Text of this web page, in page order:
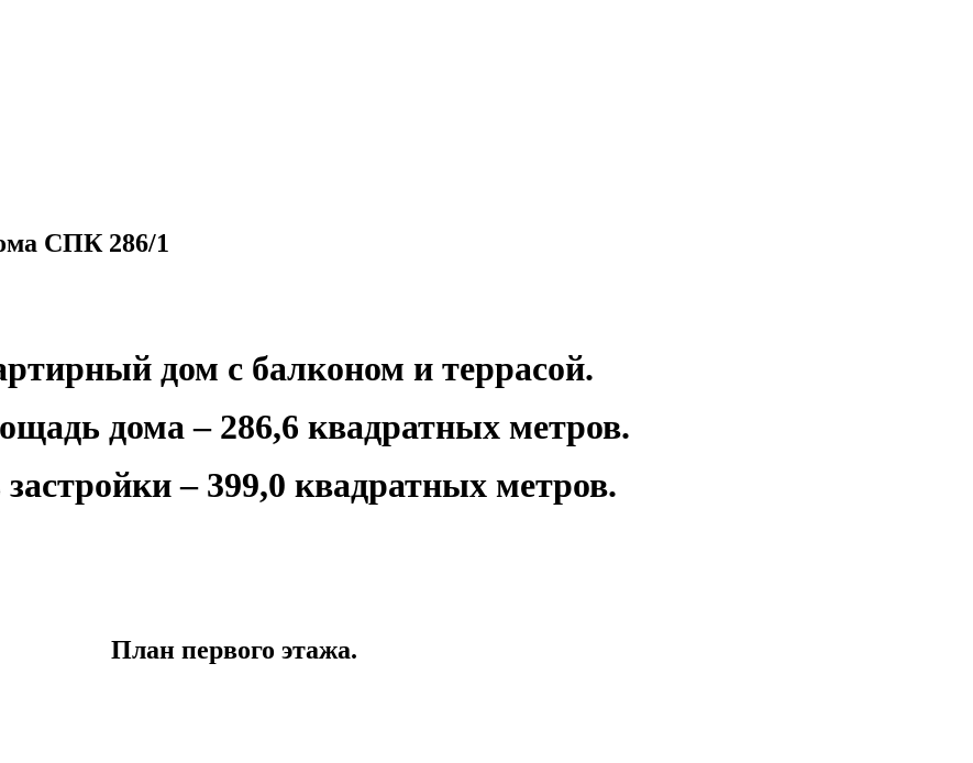
СПК 286/1
дом с балконом и террасой.
дома – 286,6 квадратных метров.
– 399,0 квадратных метров.
План первого этажа.